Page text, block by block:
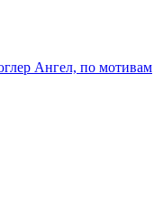
Ангел, по мотивам